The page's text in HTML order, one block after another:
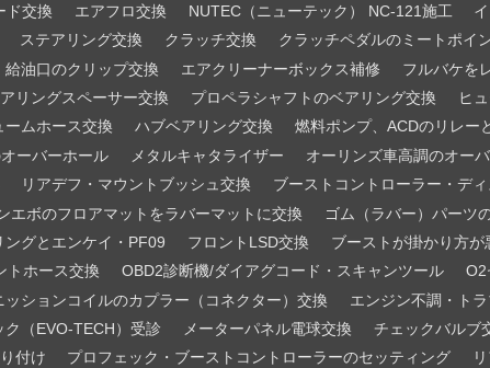
ド交換 エアフロ交換 NUTEC（ニューテック） NC-121施工
ステアリング交換 クラッチ交換
クラッチペダルのミートポイ
給油口のクリップ交換 エアクリーナーボックス補修
フルバケを
リングスペーサー交換 プロペラシャフトのベアリング交換
ヒ
ームホース交換 ハブベアリング交換
燃料ポンプ、ACDのリレー
ーバーホール メタルキャタライザー オーリンズ車高調のオー
リアデフ・マウントブッシュ交換 ブーストコントローラー・デ
エボのフロアマットをラバーマットに交換 ゴム（ラバー）パーツ
ングとエンケイ・PF09 フロントLSD交換 ブーストが掛かり方が
トホース交換 OBD2診断機/ダイアグコード・スキャンツール
O2
ッションコイルのカプラー（コネクター）交換
エンジン不調・ト
ク（EVO-TECH）受診 メーターパネル電球交換
チェックバルブ
付け
プロフェック・ブーストコントローラーのセッティング